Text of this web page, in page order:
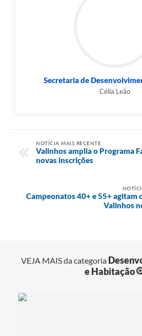
Secretaria de
Célia Leão
NOTÍCIA MAIS RECENTE
Valinhos amplia o Programa
novas inscrições
Campeonatos 40+ e 55+ agitam
Valinhos
VEJA MAIS da categoria
e Habitação